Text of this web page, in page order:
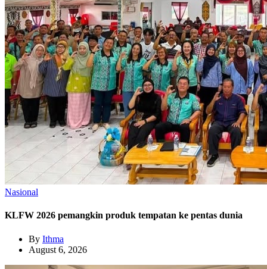
Nasional
KLFW 2026 pemangkin produk tempatan ke pentas dunia
By Ithma
August 6, 2026